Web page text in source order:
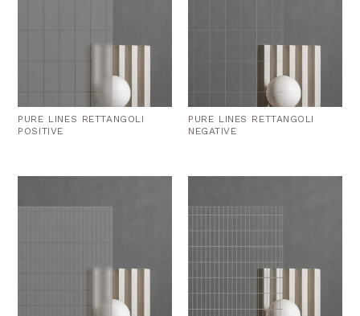
PURE LINES RETTANGOLI
POSITIVE
PURE LINES RETTANGOLI
NEGATIVE